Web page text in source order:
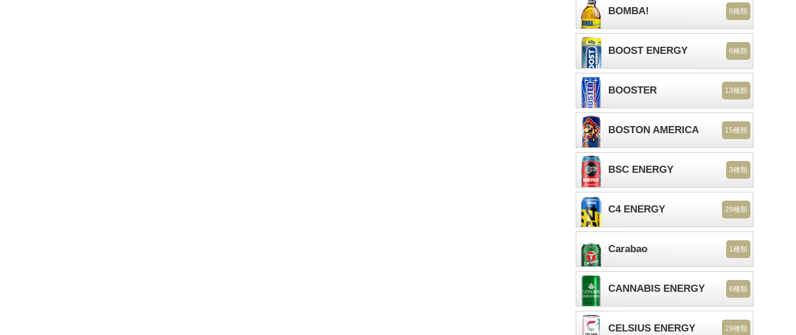
BOMBA! 8種類
BOOST ENERGY 6種類
BOOSTER 13種類
BOSTON AMERICA 15種類
BSC ENERGY 3種類
C4 ENERGY 29種類
Carabao 1種類
CANNABIS ENERGY 6種類
CELSIUS ENERGY 29種類